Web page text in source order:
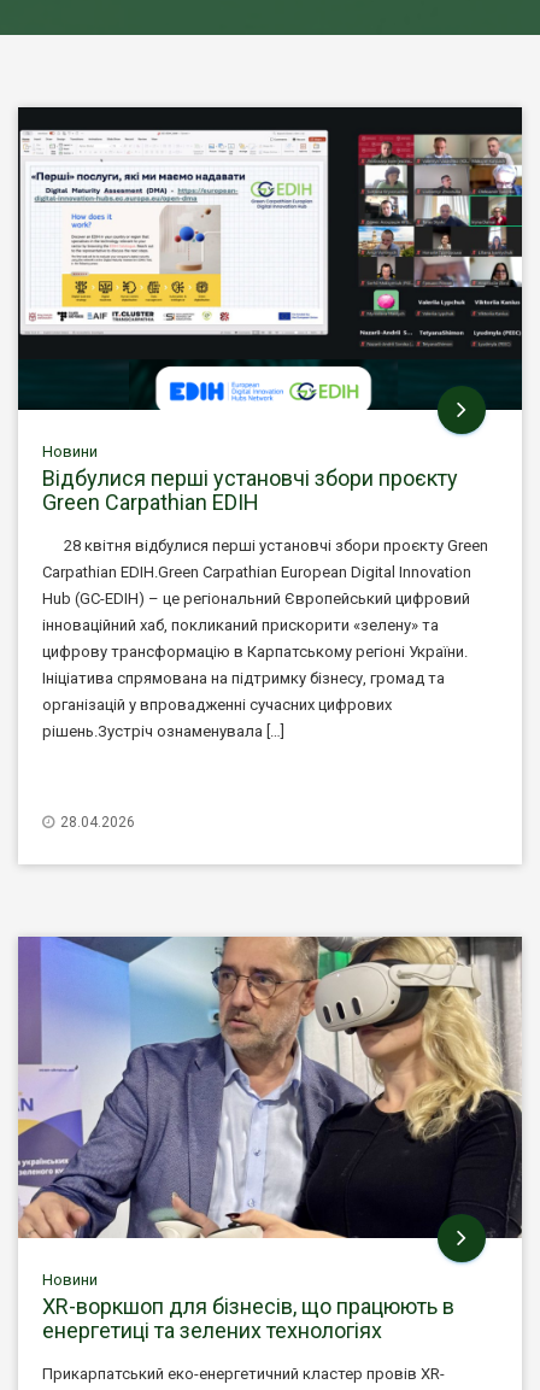
Новини
Відбулися перші установчі збори проєкту
Green Carpathian EDIH
28 квітня відбулися перші установчі збори проєкту Green
Carpathian EDIH.Green Carpathian European Digital Innovation
Hub (GC-EDIH) – це регіональний Європейський цифровий
інноваційний хаб, покликаний прискорити «зелену» та
цифрову трансформацію в Карпатському регіоні України.
Ініціатива спрямована на підтримку бізнесу, громад та
організацій у впровадженні сучасних цифрових
рішень.Зустріч ознаменувала […]
28.04.2026
Новини
XR-воркшоп для бізнесів, що працюють в
енергетиці та зелених технологіях
Прикарпатський еко-енергетичний кластер провів XR-